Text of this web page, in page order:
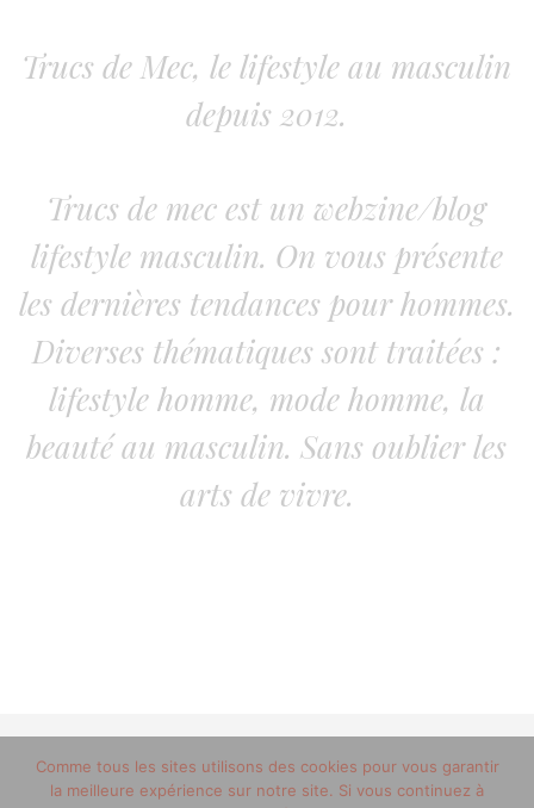
Trucs de Mec, le lifestyle au masculin
depuis 2012.
Trucs de mec est un webzine/blog
lifestyle masculin. On vous présente
les dernières tendances pour hommes.
Diverses thématiques sont traitées :
lifestyle homme, mode homme, la
beauté au masculin. Sans oublier les
arts de vivre.
© 2012-2020 copyright trucsdemec.fr - blog lifestyle
masculin/Tous droits réservés
Comme tous les sites utilisons des cookies pour vous garantir
la meilleure expérience sur notre site. Si vous continuez à